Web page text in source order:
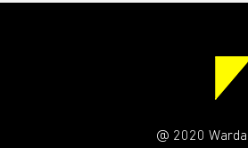
@ 2020